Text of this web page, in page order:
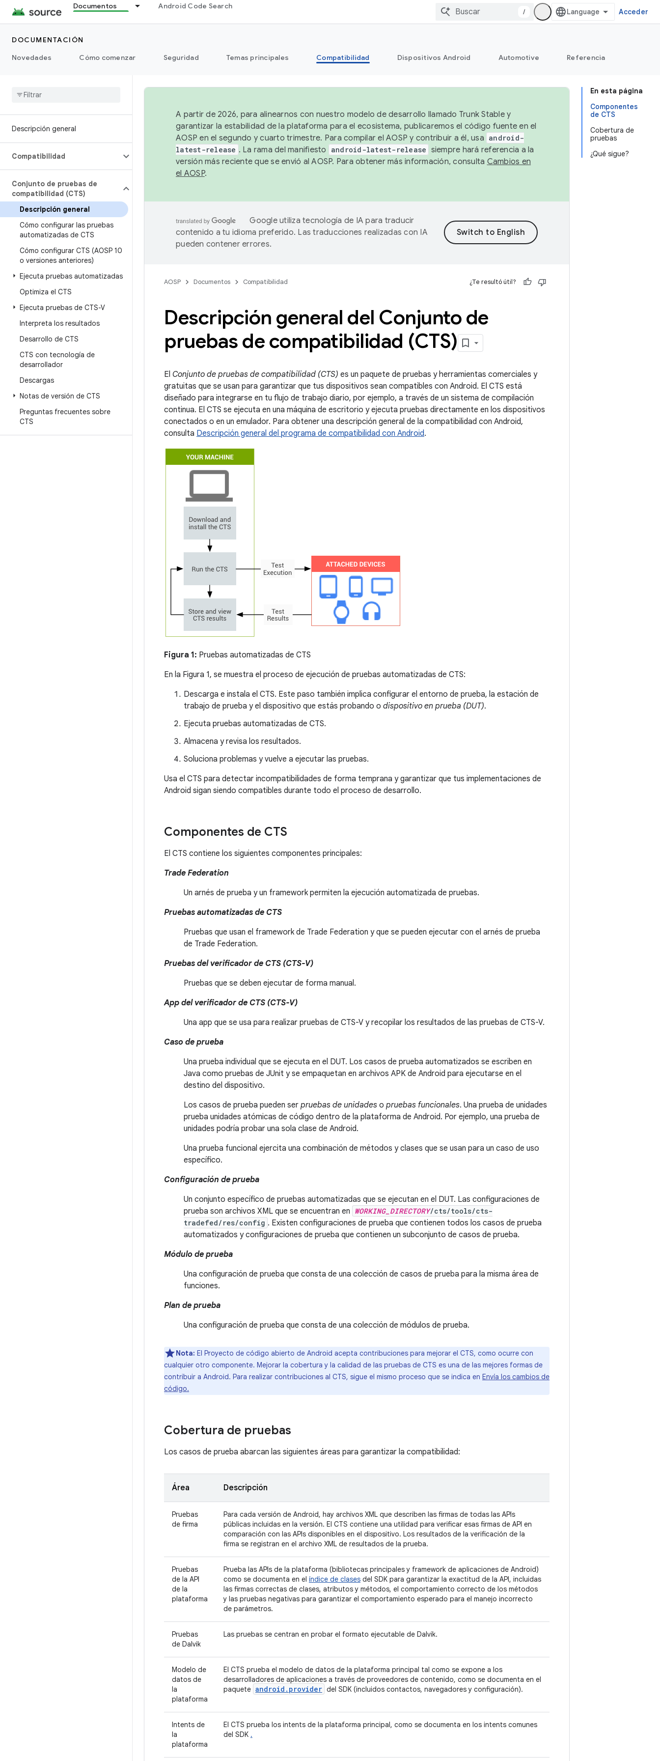
Documentos Android Code Search
/ Acceder
DOCUMENTACIÓN
Novedades
Cómo comenzar Seguridad Temas principales Compatibilidad Dispositivos Android Automotive Referencia
Descripción general
Compatibilidad
Conjunto de pruebas de
compatibilidad (CTS)
Descripción general
Cómo configurar las pruebas
automatizadas de CTS
Cómo configurar CTS (AOSP 10
o versiones anteriores)
Ejecuta pruebas automatizadas
Optimiza el CTS
Ejecuta pruebas de CTS-V
Interpreta los resultados
Desarrollo de CTS
CTS con tecnología de
desarrollador
Descargas
Notas de versión de CTS
Preguntas frecuentes sobre
CTS
En esta página
Componentes
de CTS
Cobertura de
pruebas
¿Qué sigue?
A partir de 2026, para alinearnos con nuestro modelo de desarrollo llamado Trunk Stable y
garantizar la estabilidad de la plataforma para el ecosistema, publicaremos el código fuente en el
AOSP en el segundo y cuarto trimestre. Para compilar el AOSP y contribuir a él, usa android-
latest-release . La rama del manifiesto android-latest-release siempre hará referencia a la
versión más reciente que se envió al AOSP. Para obtener más información, consulta Cambios en
el AOSP.
Google utiliza tecnología de IA para traducir
contenido a tu idioma preferido. Las traducciones realizadas con IA
pueden contener errores.
AOSP Documentos Compatibilidad ¿Te resultó útil?
Descripción general del Conjunto de
pruebas de compatibilidad (CTS)
El Conjunto de pruebas de compatibilidad (CTS) es un paquete de pruebas y herramientas comerciales y
gratuitas que se usan para garantizar que tus dispositivos sean compatibles con Android. El CTS está
diseñado para integrarse en tu flujo de trabajo diario, por ejemplo, a través de un sistema de compilación
continua. El CTS se ejecuta en una máquina de escritorio y ejecuta pruebas directamente en los dispositivos
conectados o en un emulador. Para obtener una descripción general de la compatibilidad con Android,
consulta Descripción general del programa de compatibilidad con Android.
Figura 1: Pruebas automatizadas de CTS
En la Figura 1, se muestra el proceso de ejecución de pruebas automatizadas de CTS:
Descarga e instala el CTS. Este paso también implica configurar el entorno de prueba, la estación de
trabajo de prueba y el dispositivo que estás probando o dispositivo en prueba (DUT).
Ejecuta pruebas automatizadas de CTS.
Almacena y revisa los resultados.
Soluciona problemas y vuelve a ejecutar las pruebas.
Usa el CTS para detectar incompatibilidades de forma temprana y garantizar que tus implementaciones de
Android sigan siendo compatibles durante todo el proceso de desarrollo.
Componentes de CTS
El CTS contiene los siguientes componentes principales:
Trade Federation
Un arnés de prueba y un framework permiten la ejecución automatizada de pruebas.
Pruebas automatizadas de CTS
Pruebas que usan el framework de Trade Federation y que se pueden ejecutar con el arnés de prueba
de Trade Federation.
Pruebas del verificador de CTS (CTS-V)
Pruebas que se deben ejecutar de forma manual.
App del verificador de CTS (CTS-V)
Una app que se usa para realizar pruebas de CTS-V y recopilar los resultados de las pruebas de CTS-V.
Caso de prueba
Una prueba individual que se ejecuta en el DUT. Los casos de prueba automatizados se escriben en
Java como pruebas de JUnit y se empaquetan en archivos APK de Android para ejecutarse en el
destino del dispositivo.
Los casos de prueba pueden ser pruebas de unidades o pruebas funcionales. Una prueba de unidades
prueba unidades atómicas de código dentro de la plataforma de Android. Por ejemplo, una prueba de
unidades podría probar una sola clase de Android.
Una prueba funcional ejercita una combinación de métodos y clases que se usan para un caso de uso
específico.
Configuración de prueba
Un conjunto específico de pruebas automatizadas que se ejecutan en el DUT. Las configuraciones de
prueba son archivos XML que se encuentran en WORKING_DIRECTORY/cts/tools/cts-
tradefed/res/config . Existen configuraciones de prueba que contienen todos los casos de prueba
automatizados y configuraciones de prueba que contienen un subconjunto de casos de prueba.
Módulo de prueba
Una configuración de prueba que consta de una colección de casos de prueba para la misma área de
funciones.
Plan de prueba
Una configuración de prueba que consta de una colección de módulos de prueba.
Nota: El Proyecto de código abierto de Android acepta contribuciones para mejorar el CTS, como ocurre con
cualquier otro componente. Mejorar la cobertura y la calidad de las pruebas de CTS es una de las mejores formas de
contribuir a Android. Para realizar contribuciones al CTS, sigue el mismo proceso que se indica en Envía los cambios de
código.
Cobertura de pruebas
Los casos de prueba abarcan las siguientes áreas para garantizar la compatibilidad:
Área Descripción
Pruebas
de firma
Para cada versión de Android, hay archivos XML que describen las firmas de todas las APIs
públicas incluidas en la versión. El CTS contiene una utilidad para verificar esas firmas de API en
comparación con las APIs disponibles en el dispositivo. Los resultados de la verificación de la
firma se registran en el archivo XML de resultados de la prueba.
Pruebas
de la API
de la
plataforma
Prueba las APIs de la plataforma (bibliotecas principales y framework de aplicaciones de Android)
como se documenta en el índice de clases del SDK para garantizar la exactitud de la API, incluidas
las firmas correctas de clases, atributos y métodos, el comportamiento correcto de los métodos
y las pruebas negativas para garantizar el comportamiento esperado para el manejo incorrecto
de parámetros.
Pruebas
de Dalvik
Las pruebas se centran en probar el formato ejecutable de Dalvik.
Modelo de
datos de
la
plataforma
El CTS prueba el modelo de datos de la plataforma principal tal como se expone a los
desarrolladores de aplicaciones a través de proveedores de contenido, como se documenta en el
paquete android.provider del SDK (incluidos contactos, navegadores y configuración).
Intents de
la
plataforma
El CTS prueba los intents de la plataforma principal, como se documenta en los intents comunes
del SDK .